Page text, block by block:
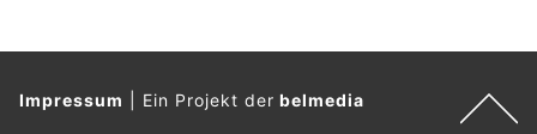
Impressum Ein Projekt derbelmedia